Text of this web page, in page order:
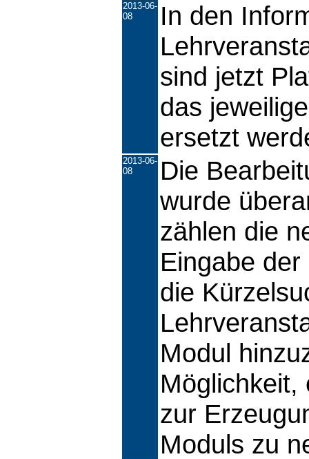
2013-06-
08
In den
sind jetzt
das
ersetzt
2013-06-
08
Die
wurde
zählen die
Eingabe
die
Modul
Möglichkeit,
zur
Moduls zu